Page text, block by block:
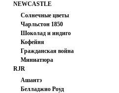
NEWCASTLE
FABRICS
Солнечные цветы
Чарльстон 1850
Шоколад и индиго
Кофейня
Гражданская война
Миниатюра
RJR
Ашантэ
Белладжио Роуд